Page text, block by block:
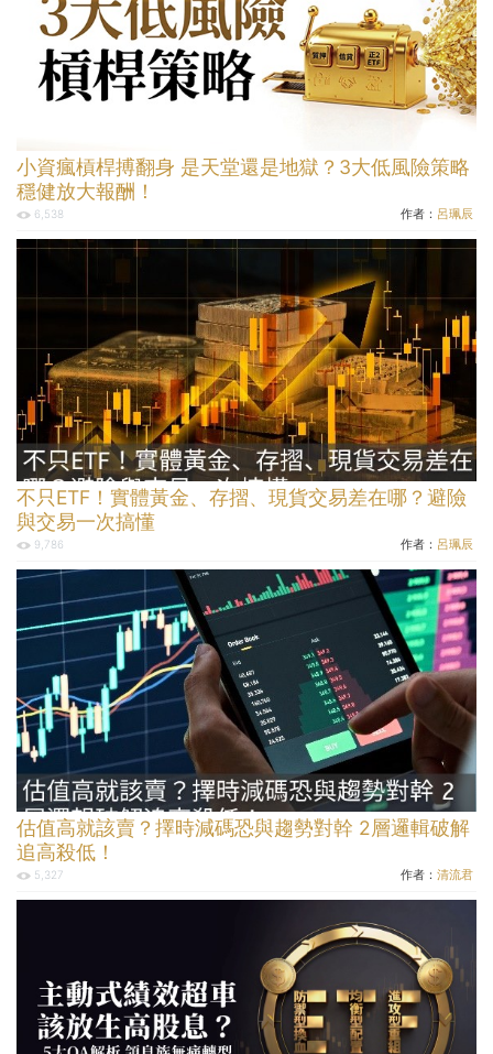
小資瘋槓桿搏翻身 是天堂還是地獄？3大低風險策略
穩健放大報酬！
6,538 作者： 呂珮辰
不只ETF！實體黃金、存摺、現貨交易差在哪？避險
與交易一次搞懂
9,786 作者： 呂珮辰
估值高就該賣？擇時減碼恐與趨勢對幹 2層邏輯破解
追高殺低！
5,327 作者： 清流君